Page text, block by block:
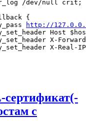
/dev/null crit;
{
http://
Host
X-
X-Real-
сертификат(-
с